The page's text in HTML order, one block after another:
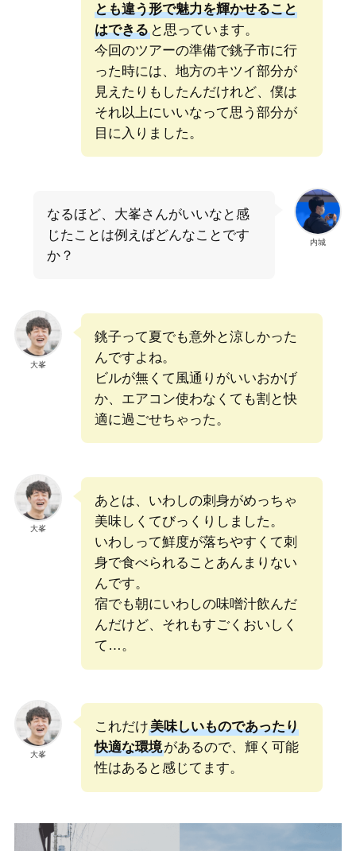
とも違う形で魅力を輝かせること
はできると思っています。
今回のツアーの準備で銚子市に行
った時には、地方のキツイ部分が
見えたりもしたんだけれど、僕は
それ以上にいいなって思う部分が
目に入りました。
内城
なるほど、大峯さんがいいなと感
じたことは例えばどんなことです
か？
大峯
銚子って夏でも意外と涼しかった
んですよね。
ビルが無くて風通りがいいおかげ
か、エアコン使わなくても割と快
適に過ごせちゃった。
大峯
あとは、いわしの刺身がめっちゃ
美味しくてびっくりしました。
いわしって鮮度が落ちやすくて刺
身で食べられることあんまりない
んです。
宿でも朝にいわしの味噌汁飲んだ
んだけど、それもすごくおいしく
て…。
大峯
これだけ美味しいものであったり
快適な環境があるので、輝く可能
性はあると感じてます。